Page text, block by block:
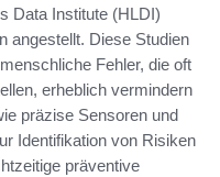
Data Institute (HLDI)
angestellt. Diese Studien
Fehler, die oft
erheblich vermindern
präzise Sensoren und
Identifikation von Risiken
präventive